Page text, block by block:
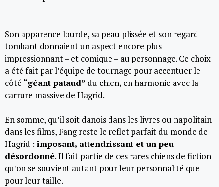
Son apparence lourde, sa peau plissée et son regard
tombant donnaient un aspect encore plus
impressionnant – et comique – au personnage. Ce choix
a été fait par l’équipe de tournage pour accentuer le
côté “géant pataud” du chien, en harmonie avec la
carrure massive de Hagrid.
En somme, qu’il soit danois dans les livres ou napolitain
dans les films, Fang reste le reflet parfait du monde de
Hagrid : imposant, attendrissant et un peu
désordonné. Il fait partie de ces rares chiens de fiction
qu’on se souvient autant pour leur personnalité que
pour leur taille.